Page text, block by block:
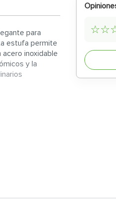
para
estufa permite
inoxidable
y la
varios
☆☆